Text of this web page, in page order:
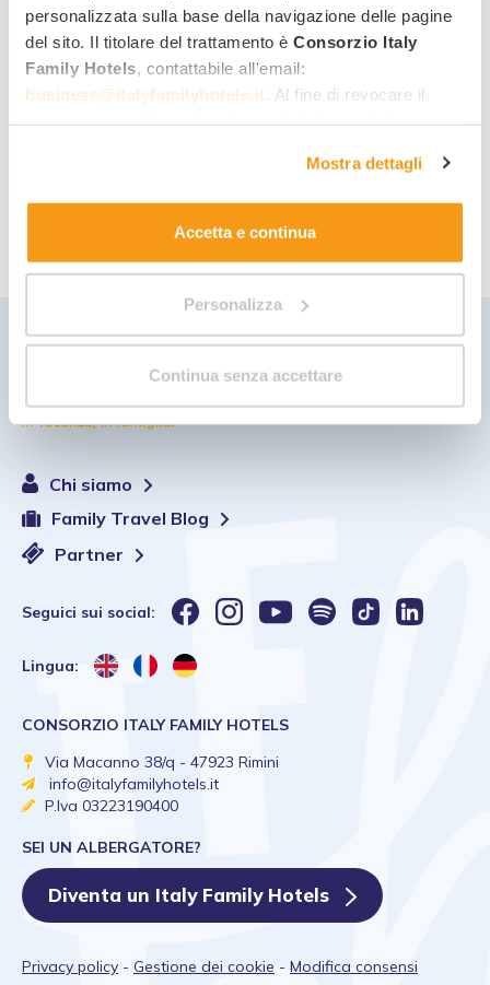
personalizzata sulla base della navigazione delle pagine
del sito. Il titolare del trattamento è Consorzio Italy
Family Hotels , contattabile all'email:
business@italyfamilyhotels.it . Al fine di revocare il
. Allo stesso link trovi la nostra informativa
estesa sui cookie.
Mostra dettagli
Accetta e continua
Personalizza
Continua senza accettare
1 Condividi con altre famiglie recensioni
ed
esperienze di vacanza nei nostri hotel.
Gestisci tutte le richieste di preventivo
inviate ai nostri hotel.
offerte vacanza, eventi di Italy Family Hotels).
Chi siamo
Family Travel Blog
Partner
Seguici sui social:
Lingua:
CONSORZIO ITALY FAMILY HOTELS
Via Macanno 38/q - 47923 Rimini
info@italyfamilyhotels.it
P.Iva 03223190400
SEI UN ALBERGATORE?
Diventa un Italy Family Hotels
Privacy policy - Gestione dei cookie - Modifica consensi